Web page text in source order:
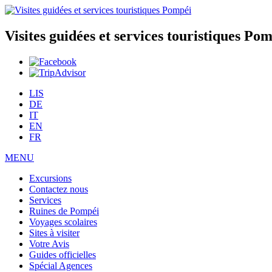
Visites guidées et services touristiques
LIS
DE
IT
EN
FR
MENU
Excursions
Contactez nous
Services
Ruines de Pompéi
Voyages scolaires
Sites à visiter
Votre Avis
Guides officielles
Spécial Agences